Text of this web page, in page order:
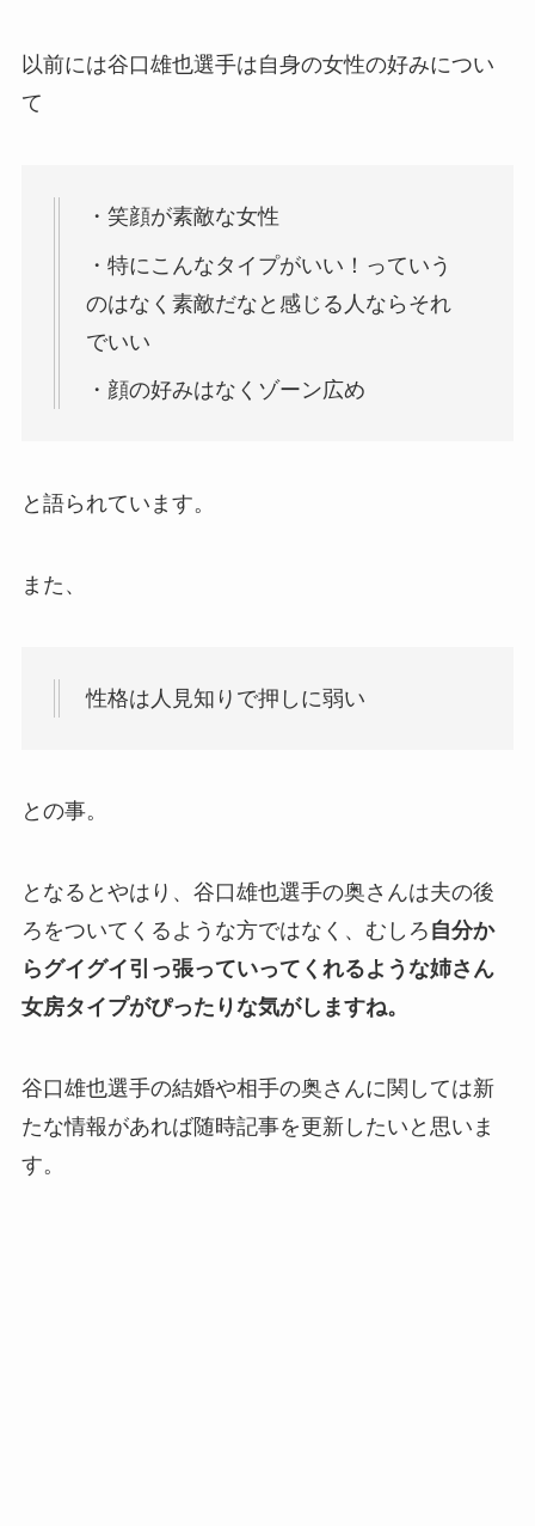
以前には谷口雄也選手は自身の女性の好みについ
て
・笑顔が素敵な女性
・特にこんなタイプがいい！っていう
のはなく素敵だなと感じる人ならそれ
でいい
・顔の好みはなくゾーン広め
と語られています。
また、
性格は人見知りで押しに弱い
との事。
となるとやはり、谷口雄也選手の奥さんは夫の後
ろをついてくるような方ではなく、むしろ 自分か
らグイグイ引っ張っていってくれるような姉さん
女房タイプがぴったりな気がしますね。
谷口雄也選手の結婚や相手の奥さんに関しては新
たな情報があれば随時記事を更新したいと思いま
す。